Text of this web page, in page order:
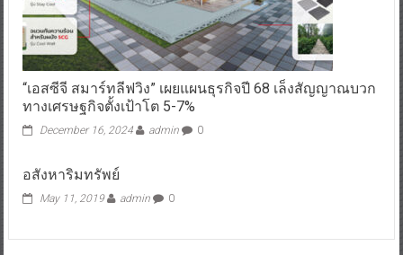
“เอสซีจี สมาร์ทลีฟวิง” เผยแผนธุรกิจปี 68 เล็งสัญญาณบวก
ทางเศรษฐกิจตั้งเป้าโต 5-7%
December 16, 2024 admin 0
อสังหาริมทรัพย์
May 11, 2019 admin 0